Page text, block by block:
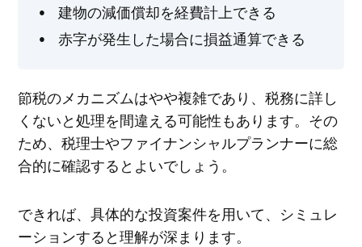
建物の減価償却を経費計上できる
赤字が発生した場合に損益通算できる
節税のメカニズムはやや複雑であり、税務に詳し
くないと処理を間違える可能性もあります。その
ため、税理士やファイナンシャルプランナーに総
合的に確認するとよいでしょう。
できれば、具体的な投資案件を用いて、シミュレ
ーションすると理解が深まります。